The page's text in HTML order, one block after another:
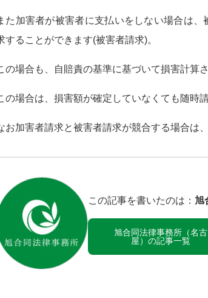
た加害者が被害者に支払いをしない場合は
することができます(被害者請求)。
の場合も、自賠責の基準に基づいて損害計算
の場合は、損害額が確定していなくても随時
お加害者請求と被害者請求が競合する場合は
この記事を書いたのは： 旭
旭合同法律事務所（名古
屋）の記事一覧